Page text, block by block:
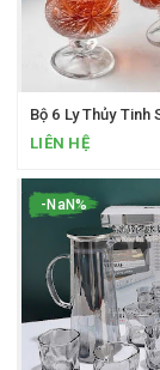
LIÊN HỆ
-NaN%